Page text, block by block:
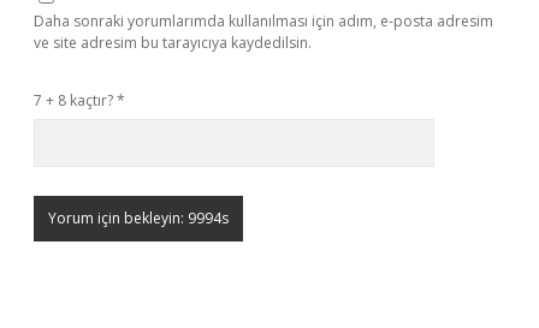
Daha sonraki yorumlarımda kullanılması için adım, e-posta adresim
ve site adresim bu tarayıcıya kaydedilsin.
7 + 8 kaçtır?*